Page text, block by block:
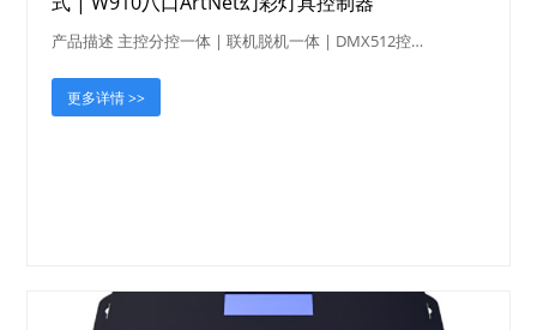
产品描述 主控分控一体 | 联机脱机一体 | DMX512控…
更多详情 >>